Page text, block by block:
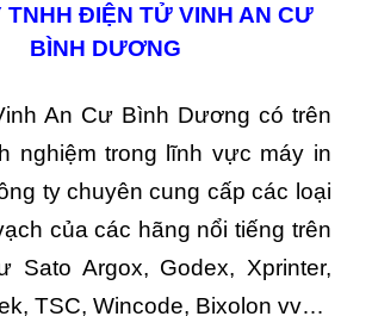
TNHH ĐIỆN TỬ VINH AN CƯ
BÌNH DƯƠNG
An Cư Bình Dương có trên
nghiệm trong lĩnh vực máy in
ty chuyên cung cấp các loại
của các hãng nổi tiếng trên
Sato Argox, Godex, Xprinter,
TSC, Wincode, Bixolon vv…